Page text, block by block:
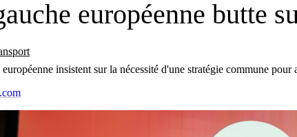
européenne butte
insistent sur la nécessité d'une stratégie commune